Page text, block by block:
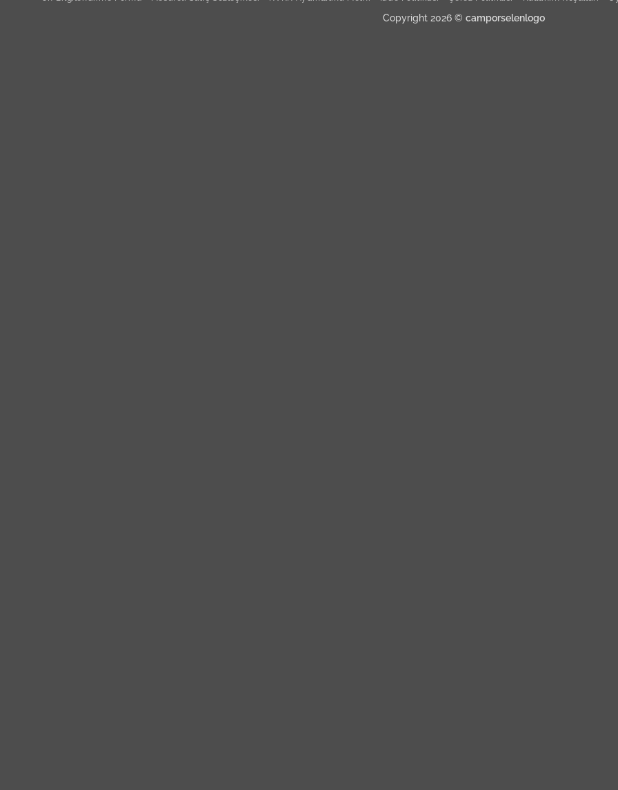
Copyright 2026 © camporselenlogo